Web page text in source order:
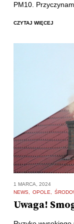
PM10.
CZYTAJ WIĘCEJ
1 MARCA, 2024
NEWS
OPOLE
Uwaga!